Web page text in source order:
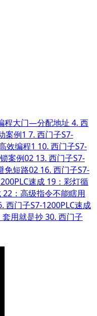
程大门—分配地址 4. 西
案例1 7. 西门子S7-
效编程1 10. 西门子S7-
案例02 13. 西门子S7-
免短路02 16. 西门子S7-
速成 19：彩灯循
22：高级指令不能瞎用
西门子S7-1200PLC速成
套用就是抄30. 西门子